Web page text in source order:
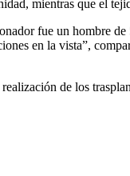
mientras que el
fue un hombre
en la vista”,
de los